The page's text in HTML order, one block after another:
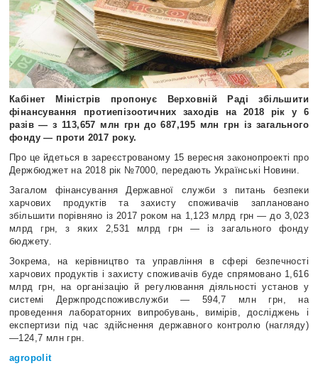
Кабінет Міністрів пропонує Верховній Раді збільшити
фінансування протиепізоотичних заходів на 2018 рік у 6
разів — з 113,657 млн грн до 687,195 млн грн із загального
фонду — проти 2017 року.
Про це йдеться в зареєстрованому 15 вересня законопроекті про
Держбюджет на 2018 рік №7000, передають Українські Новини.
Загалом фінансування Державної служби з питань безпеки
харчових продуктів та захисту споживачів заплановано
збільшити порівняно із 2017 роком на 1,123 млрд грн — до 3,023
млрд грн, з яких 2,531 млрд грн — із загального фонду
бюджету.
Зокрема, на керівництво та управління в сфері безпечності
харчових продуктів і захисту споживачів буде спрямовано 1,616
млрд грн, на організацію й регулювання діяльності установ у
системі Держпродспоживслужби — 594,7 млн грн, на
проведення лабораторних випробувань, вимірів, досліджень і
експертизи під час здійснення державного контролю (нагляду)
—124,7 млн грн.
agropolit